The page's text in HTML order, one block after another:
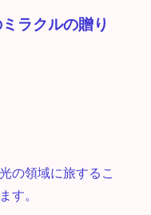
ラクルの贈り
の領域に旅するこ
す。